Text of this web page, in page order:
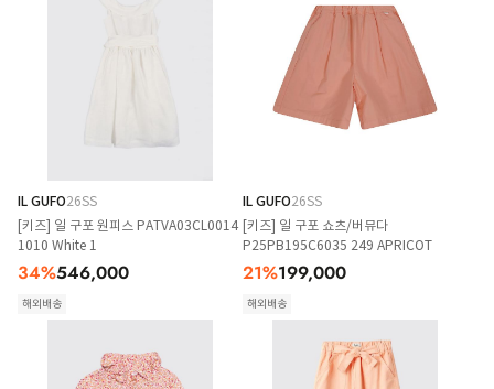
IL GUFO26SS
[키즈] 일 구포 원피스 PATVA03CL0014
1010 White 1
34%546,000
해외배송
IL GUFO26SS
[키즈] 일 구포 쇼츠/버뮤다
P25PB195C6035 249 APRICOT
21%199,000
해외배송